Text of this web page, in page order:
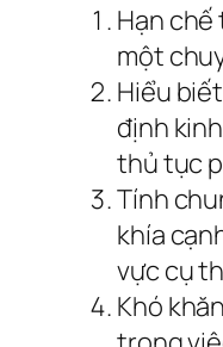
Hạn
một
Hiểu
định
thủ tục
Tính
khía
vực cụ
Khó